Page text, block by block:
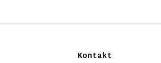
Kontakt